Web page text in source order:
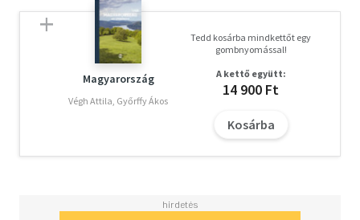
Magyarország
Végh Attila, Győrffy Ákos
Tedd kosárba mindkettőt egy
gombnyomással!
A kettő együtt:
14 900 Ft
Kosárba